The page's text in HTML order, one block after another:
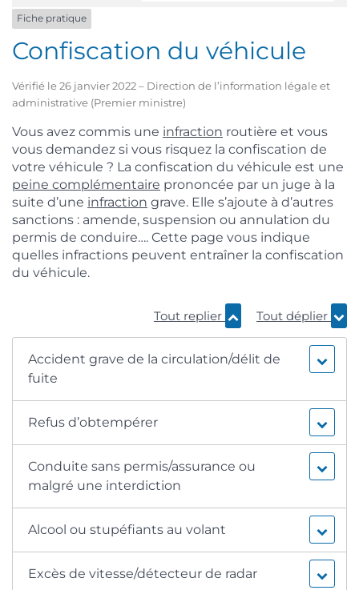
Fiche pratique
Confiscation du véhicule
Vérifié le 26 janvier 2022 – Direction de l’information légale et
administrative (Premier ministre)
Vous avez commis une infraction routière et vous
vous demandez si vous risquez la confiscation de
votre véhicule ? La confiscation du véhicule est une
peine complémentaire prononcée par un juge à la
suite d’une infraction grave. Elle s’ajoute à d’autres
sanctions : amende, suspension ou annulation du
permis de conduire…. Cette page vous indique
quelles infractions peuvent entraîner la confiscation
du véhicule.
Tout replier Tout déplier
Accident grave de la circulation/délit de
fuite
Refus d’obtempérer
Conduite sans permis/assurance ou
malgré une interdiction
Alcool ou stupéfiants au volant
Excès de vitesse/détecteur de radar